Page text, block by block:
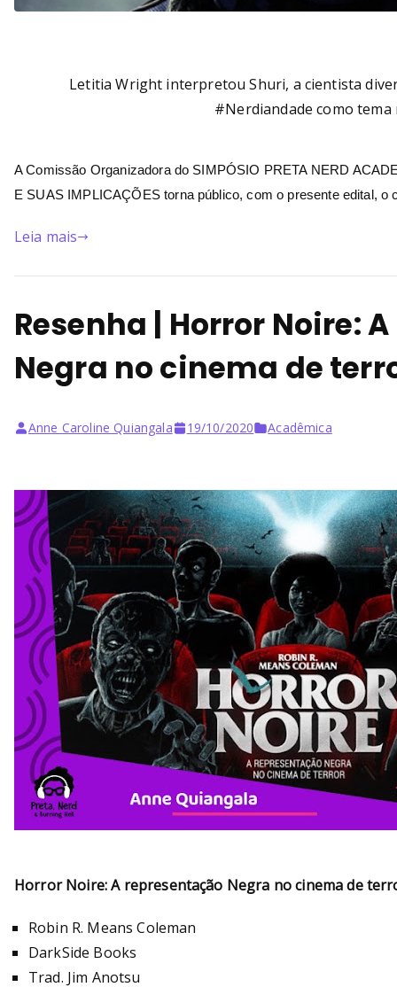
Letitia Wright interpretou Shuri, a cientista
#Nerdiandade como tema
A Comissão Organizadora do SIMPÓSIO PRETA NERD
E SUAS IMPLICAÇÕES torna público, com o presente edital, o
Leia mais
Resenha | Horror Noire:
Negra no cinema de
Anne Caroline Quiangala 19/10/2020 Acadêmica
Horror Noire: A representação Negra no cinema de
Robin R. Means Coleman
DarkSide Books
Trad. Jim Anotsu